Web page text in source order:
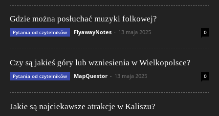
Gdzie można posłuchać muzyki folkowej?
Pytania od czytelników FlyawayNotes - 13 maja 2025 0
Czy są jakieś góry lub wzniesienia w Wielkopolsce?
Pytania od czytelników MapQuestor - 13 maja 2025 0
Jakie są najciekawsze atrakcje w Kaliszu?